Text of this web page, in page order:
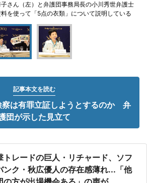
さん（左）と弁護団事務局長の小川秀世弁護士
料を使って「5点の衣類」について説明している
記事本文を読む
察は有罪立証しようとするのか 弁
団が示した見立て
トレードの巨人・リチャード、ソフ
ンク・秋広優人の存在感薄れ...「他